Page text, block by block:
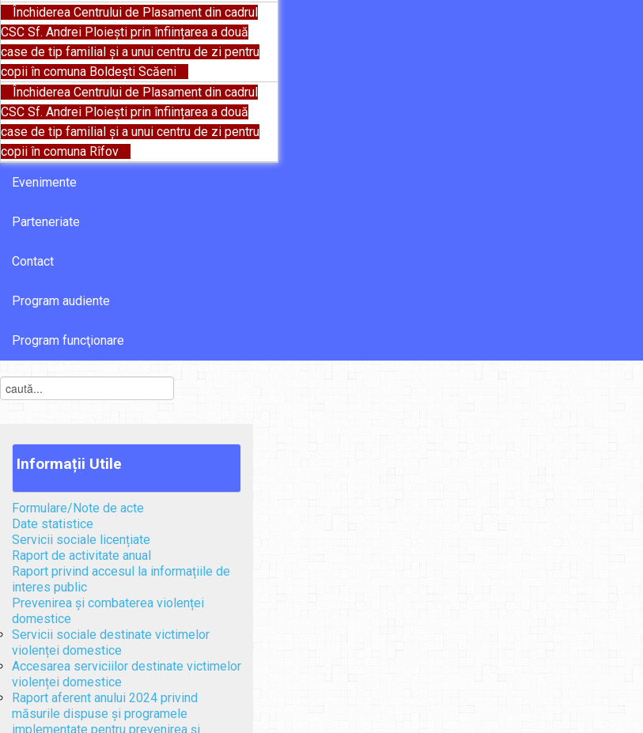
Închiderea Centrului de Plasament din cadrul
CSC Sf. Andrei Ploiești prin înființarea a două
case de tip familial și a unui centru de zi pentru
copii în comuna Boldești Scăeni
Închiderea Centrului de Plasament din cadrul
CSC Sf. Andrei Ploiești prin înființarea a două
case de tip familial și a unui centru de zi pentru
copii în comuna Rîfov
Evenimente
Parteneriate
Contact
Program audiente
Program funcţionare
Informații Utile
Formulare/Note de acte
Date statistice
Servicii sociale licențiate
Raport de activitate anual
Raport privind accesul la informațiile de
interes public
Prevenirea și combaterea violenței
domestice
Servicii sociale destinate victimelor
violenței domestice
Accesarea serviciilor destinate victimelor
violenței domestice
Raport aferent anului 2024 privind
măsurile dispuse și programele
implementate pentru prevenirea și